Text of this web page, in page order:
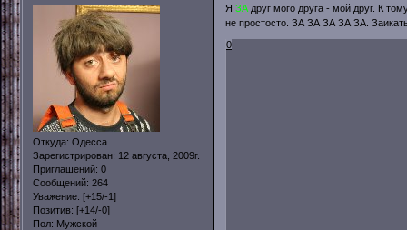
Откуда: Одесса
Зарегистрирован: 12 августа, 2009г.
Приглашений: 0
Сообщений: 264
Уважение: [+15/-1]
Позитив: [+14/-0]
Пол: Мужской
Я ЗА друг мого друга - мой друг. К
не простосто. ЗА ЗА ЗА ЗА ЗА.
0